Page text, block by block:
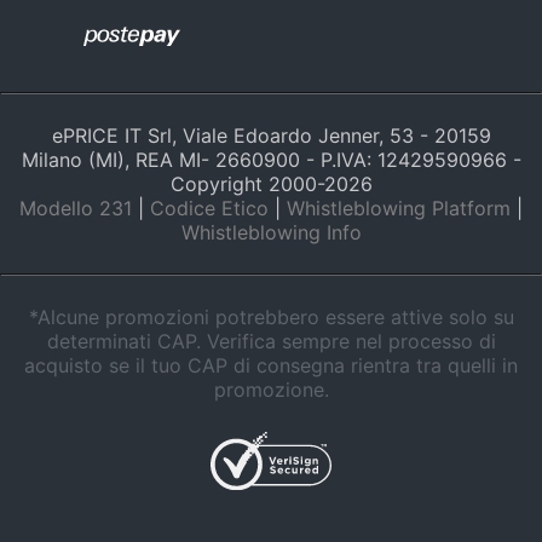
ePRICE IT Srl, Viale Edoardo Jenner, 53 - 20159
Milano (MI), REA MI- 2660900 - P.IVA: 12429590966 -
Copyright 2000-2026
Modello 231
Codice Etico Whistleblowing Platform
Whistleblowing Info
*Alcune promozioni potrebbero essere attive solo su
determinati CAP. Verifica sempre nel processo di
acquisto se il tuo CAP di consegna rientra tra quelli in
promozione.